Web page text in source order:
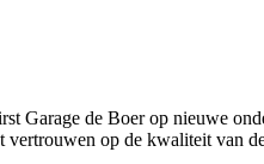
de Boer op nieuwe
op de kwaliteit van